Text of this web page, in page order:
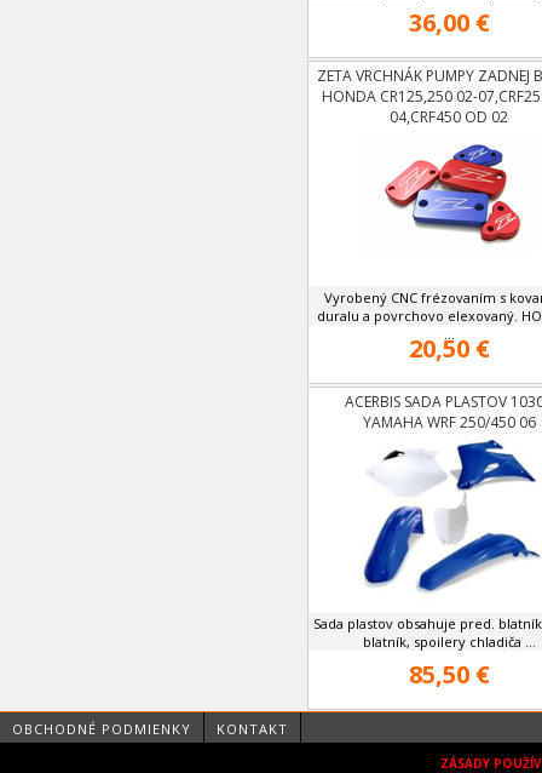
36,00 €
ZETA VRCHNÁK PUMPY ZADNEJ
HONDA CR125,250 02-
04,CRF450 OD 02
Vyrobený CNC frézovaním s
duralu a povrchovo elexovaný.
20,50 €
ACERBIS SADA PLASTOV
YAMAHA WRF 250/450 06
Sada plastov obsahuje pred.
blatník, spoilery chladiča ...
85,50 €
OBCHODNÉ PODMIENKY KONTAKT
ZÁSADY